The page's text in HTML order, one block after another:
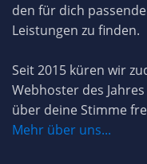
den für dich
Leistungen zu finden.
Seit 2015 küren wir
Webhoster des
über deine Stimme
Mehr über uns...